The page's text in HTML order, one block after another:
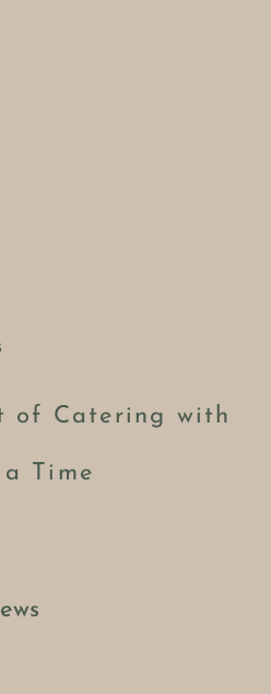
of Catering with
Time